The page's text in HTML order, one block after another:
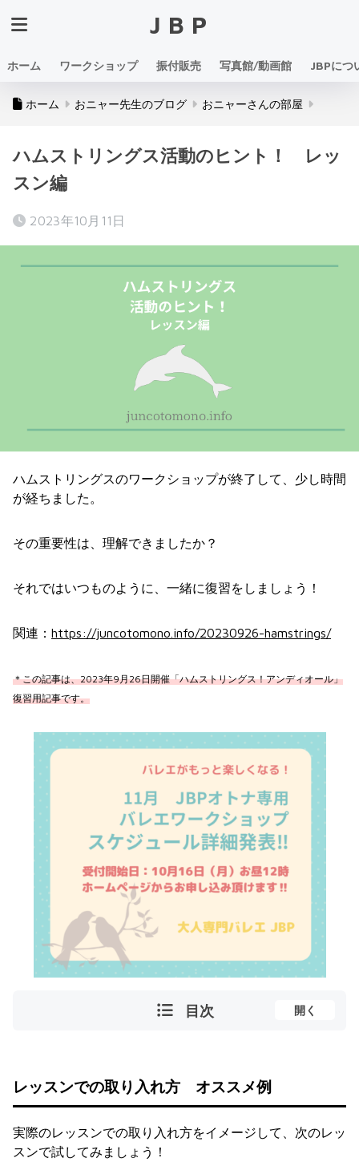
JBP
ホーム ワークショップ 振付販売 写真館/動画館 JBPにつ
ホーム おニャー先生のブログ おニャーさんの部屋
ハムストリングス活動のヒント！ レッ
スン編
2023年10月11日
ハムストリングスのワークショップが終了して、少し時間
が経ちました。
その重要性は、理解できましたか？
それではいつものように、一緒に復習をしましょう！
関連： https://juncotomono.info/20230926-hamstrings/
＊この記事は、2023年9月26日開催「ハムストリングス！アンディオール」
復習用記事です。
目次 開く
レッスンでの取り入れ方 オススメ例
実際のレッスンでの取り入れ方をイメージして、次のレッ
スンで試してみましょう！